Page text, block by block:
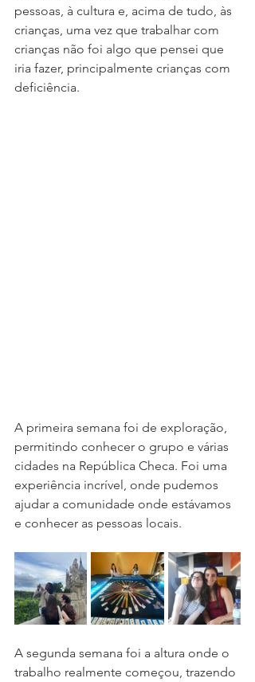
pessoas, à cultura e, acima de tudo, às
crianças, uma vez que trabalhar com
crianças não foi algo que pensei que
iria fazer, principalmente crianças com
deficiência.
A primeira semana foi de exploração,
permitindo conhecer o grupo e várias
cidades na República Checa. Foi uma
experiência incrível, onde pudemos
ajudar a comunidade onde estávamos
e conhecer as pessoas locais.
A segunda semana foi a altura onde o
trabalho realmente começou, trazendo